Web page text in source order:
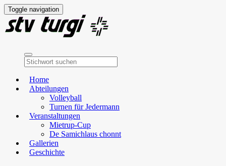
Toggle navigation
Home
Abteilungen
Volleyball
Turnen für Jedermann
Veranstaltungen
Mietrup-Cup
De Samichlaus chonnt
Gallerien
Geschichte